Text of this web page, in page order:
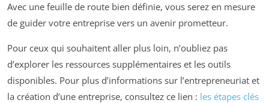
Avec une feuille de route bien définie, vous serez en mesure
de guider votre entreprise vers un avenir prometteur.
Pour ceux qui souhaitent aller plus loin, n’oubliez pas
d’explorer les ressources supplémentaires et les outils
disponibles. Pour plus d’informations sur l’entrepreneuriat et
la création d’une entreprise, consultez ce lien : les étapes clés